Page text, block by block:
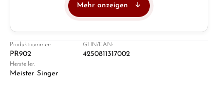
Ladengeschäft in Solingen
Mehr anzeigen
Produktnummer:
PR902
GTIN/EAN:
4250811317002
Hersteller:
Meister Singer